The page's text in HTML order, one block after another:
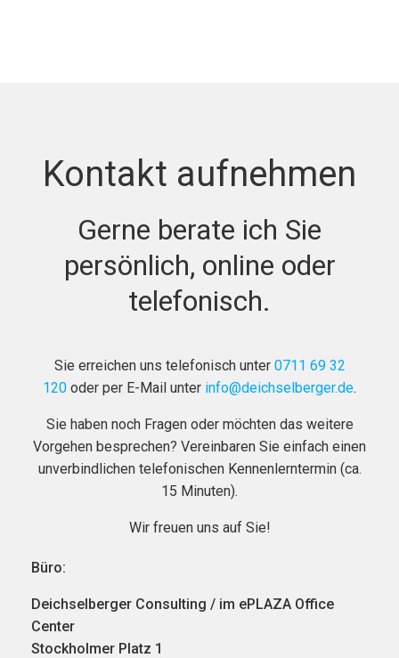
Kontakt aufnehmen
Gerne berate ich Sie
persönlich, online oder
telefonisch.
Sie erreichen uns telefonisch unter 0711 69 32
120 oder per E-Mail unter info@deichselberger.de.
Sie haben noch Fragen oder möchten das weitere
Vorgehen besprechen? Vereinbaren Sie einfach einen
unverbindlichen telefonischen Kennenlerntermin (ca.
15 Minuten).
Wir freuen uns auf Sie!
Büro:
Deichselberger Consulting / im ePLAZA Office
Center
Stockholmer Platz 1